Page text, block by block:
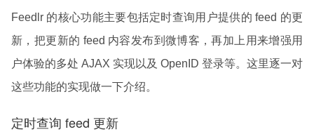
Feedlr 的核心功能主要包括定时查询用户提供的 feed 的更
新，把更新的 feed 内容发布到微博客，再加上用来增强用
户体验的多处 AJAX 实现以及 OpenID 登录等。这里逐一对
这些功能的实现做一下介绍。
定时查询 feed 更新